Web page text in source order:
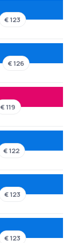
€ 123
€ 126
€ 119
€ 122
€ 123
€ 123